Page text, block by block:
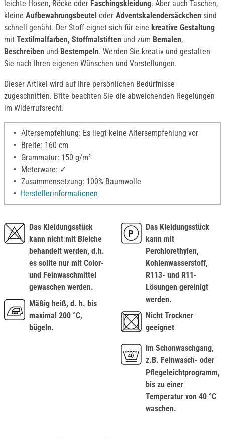
leichte Hosen, Röcke oder Faschingskleidung. Aber auch Taschen,
kleine Aufbewahrungsbeutel oder Adventskalendersäckchen sind
schnell genäht. Der Stoff eignet sich für eine kreative Gestaltung
mit Textilmalfarben, Stoffmalstiften und zum Bemalen,
Beschreiben und Bestempeln. Werden Sie kreativ und gestalten
Sie nach Ihren eigenen Wünschen und Vorstellungen.
Dieser Artikel wird auf Ihre persönlichen Bedürfnisse
zugeschnitten. Bitte beachten Sie die abweichenden Regelungen
im Widerrufsrecht.
Altersempfehlung: Es liegt keine Altersempfehlung vor
Breite: 160 cm
Grammatur: 150 g/m²
Meterware: ✓
Zusammensetzung: 100% Baumwolle
Herstellerinformationen
Das Kleidungsstück
kann nicht mit Bleiche
behandelt werden, d.h.
es sollte nur mit Color-
und Feinwaschmittel
gewaschen werden.
Mäßig heiß, d. h. bis
maximal 200 °C,
bügeln.
Das Kleidungsstück
kann mit
Perchlorethylen,
Kohlenwasserstoff,
R113- und R11-
Lösungen gereinigt
werden.
Nicht Trockner
geeignet
Im Schonwaschgang,
z.B. Feinwasch- oder
Pflegeleichtprogramm,
bis zu einer
Temperatur von 40 °C
waschen.